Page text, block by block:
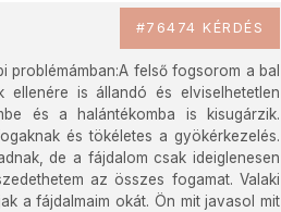
#76474 KÉRDÉS
problémámban:A felső fogsorom a bal
is állandó és elviselhetetlen
és a halántékomba is kisugárzik.
és tökéletes a gyökérkezelés.
de a fájdalom csak ideiglenesen
az összes fogamat. Valaki
a fájdalmaim okát. Ön mit javasol mit